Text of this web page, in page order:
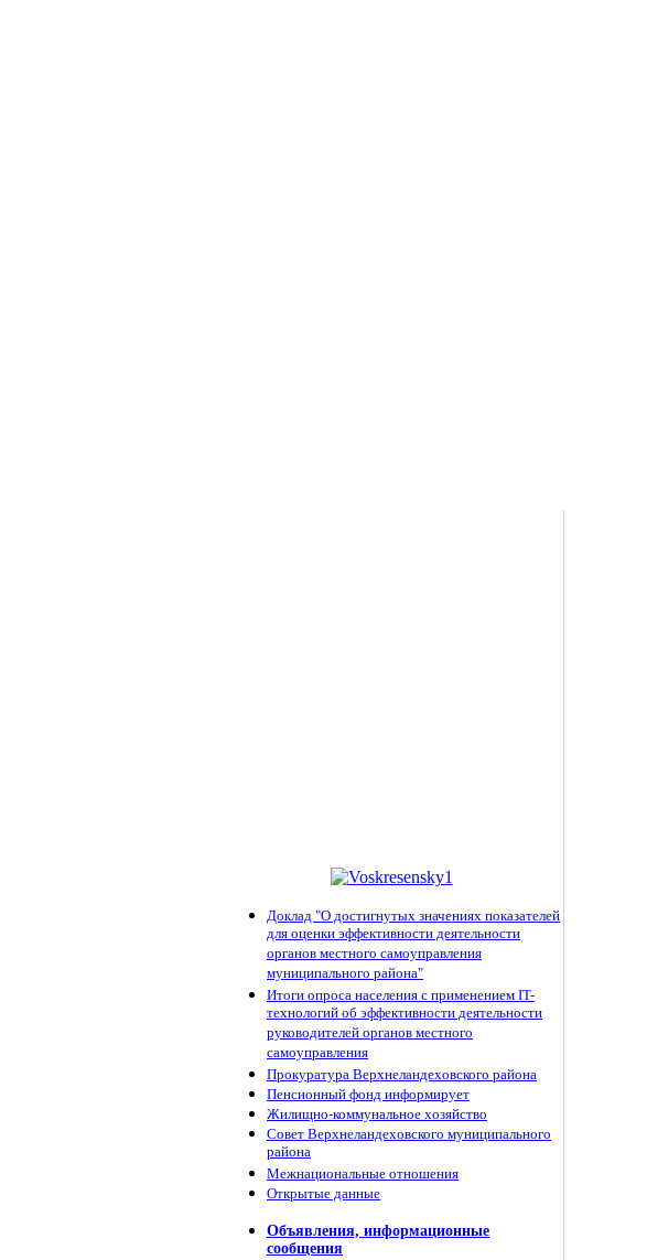
Доклад "О достигнутых значениях показателей
для оценки эффективности деятельности
органов местного самоуправления
муниципального района"
Итоги опроса населения с применением IT-
технологий об эффективности деятельности
руководителей органов местного
самоуправления
Прокуратура Верхнеландеховского района
Пенсионный фонд информирует
Жилищно-коммунальное хозяйство
Совет Верхнеландеховского муниципального
района
Межнациональные отношения
Открытые данные
Объявления, информационные
сообщения